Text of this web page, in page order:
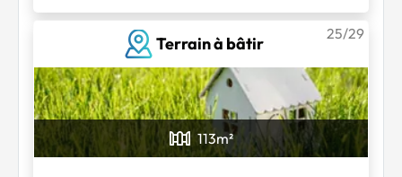
Terrain à bâtir
25/29
113m²